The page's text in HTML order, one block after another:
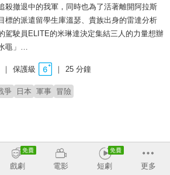
殺撤退中的我軍，同時也為了活著離開阿拉斯
標的派遣留學生庫溫瑟、貴族出身的雷達分析
駕駛員ELITE的米琳達決定集結三人的力量想辦
黽」…
保護級 25 分鐘
爭 日本 軍事 冒險
鈴木繪理
伊藤靜
戲劇 電影 短劇 更多